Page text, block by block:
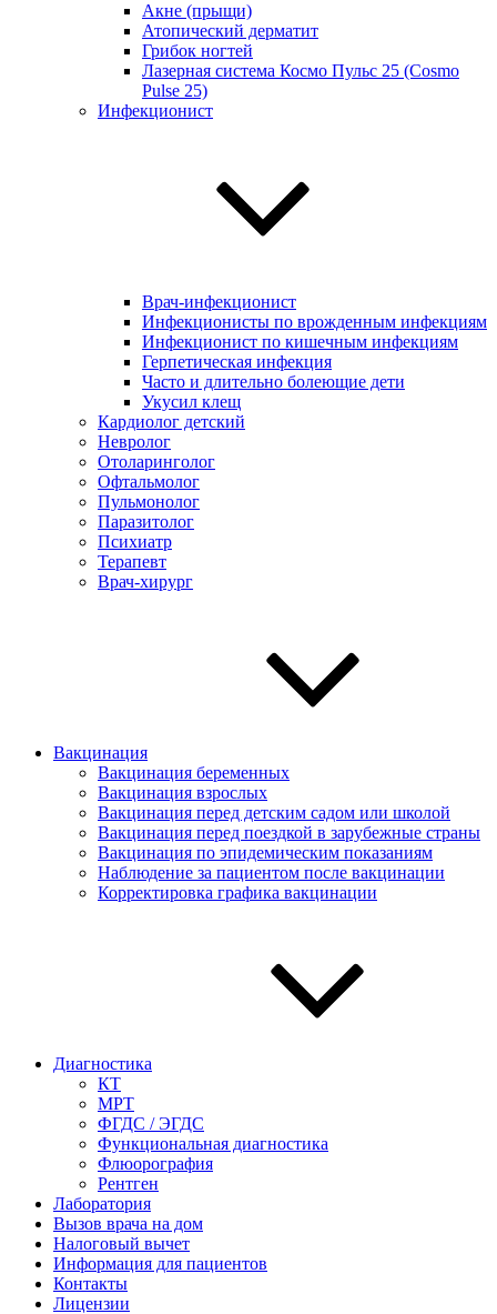
Акне (прыщи)
Атопический дерматит
Грибок ногтей
Лазерная система Космо Пульс 25 (Cosmo
Pulse 25)
Инфекционист
Врач-инфекционист
Инфекционисты по врожденным инфекциям
Инфекционист по кишечным инфекциям
Герпетическая инфекция
Часто и длительно болеющие дети
Укусил клещ
Кардиолог детский
Невролог
Отоларинголог
Офтальмолог
Пульмонолог
Паразитолог
Психиатр
Терапевт
Врач-хирург
Вакцинация
Вакцинация беременных
Вакцинация взрослых
Вакцинация перед детским садом или школой
Вакцинация перед поездкой в зарубежные страны
Вакцинация по эпидемическим показаниям
Наблюдение за пациентом после вакцинации
Корректировка графика вакцинации
Диагностика
КТ
МРТ
ФГДС / ЭГДС
Функциональная диагностика
Флюорография
Рентген
Лаборатория
Вызов врача на дом
Налоговый вычет
Информация для пациентов
Контакты
Лицензии